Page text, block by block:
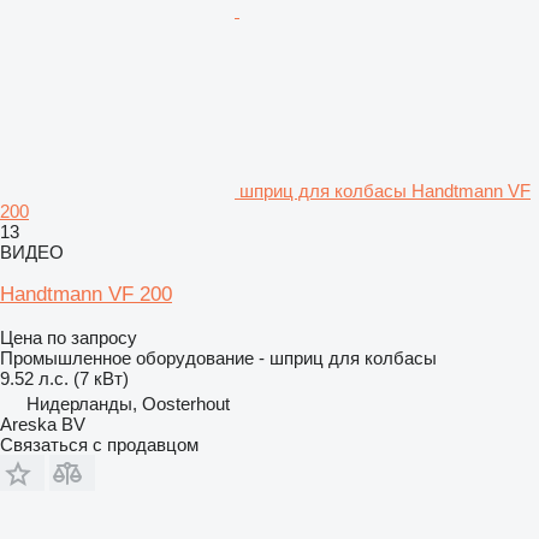
шприц для колбасы Handtmann VF
200
13
ВИДЕО
Handtmann VF 200
Цена по запросу
Промышленное оборудование - шприц для колбасы
9.52 л.с. (7 кВт)
Нидерланды, Oosterhout
Areska BV
Связаться с продавцом